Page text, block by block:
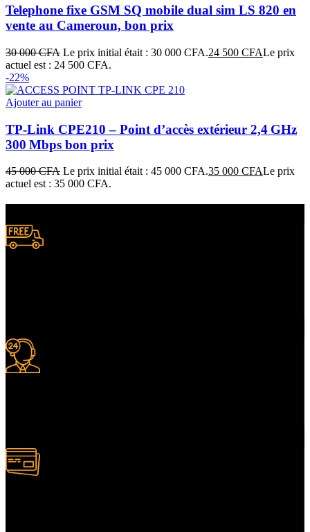
Telephone fixe GSM SQ mobile dual sim LS 820 en
vente au Cameroun, bon prix
30 000CFA Le prix initial était : 30 000 CFA.24 500 CFALe prix
actuel est : 24 500 CFA.
-22%
Ajouter au panier
TP‑Link CPE210 – Point d’accès extérieur 2,4 GHz
300 Mbps bon prix
45 000CFA Le prix initial était : 45 000 CFA.35 000 CFALe prix
actuel est : 35 000 CFA.